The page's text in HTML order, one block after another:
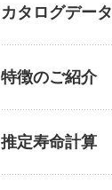
カタログデータ
特徴のご紹介
推定寿命計算